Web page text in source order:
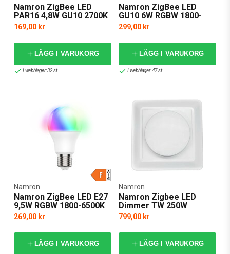
Namron ZigBee LED
PAR16 4,8W GU10 2700K
Dim
169,00 kr
LÄGG I VARUKORG
I webblager: 32 st
Namron ZigBee LED
GU10 6W RGBW 1800-
6500K Dim
299,00 kr
LÄGG I VARUKORG
I webblager: 47 st
Namron ZigBee LED E27
9,5W RGBW 1800-6500K
Dim
Namron
269,00 kr
LÄGG I VARUKORG
Namron Zigbee LED
Dimmer TW 250W
Namron
799,00 kr
LÄGG I VARUKORG